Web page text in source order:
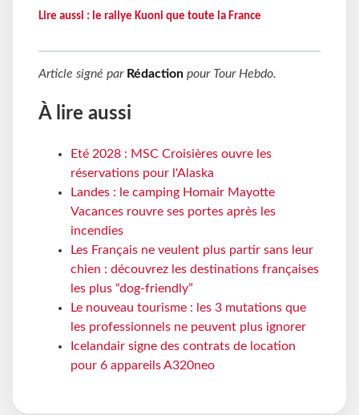
Lire aussi : le rallye Kuoni que toute la France
Article signé par Rédaction pour Tour Hebdo.
À lire aussi
Eté 2028 : MSC Croisières ouvre les
réservations pour l'Alaska
Landes : le camping Homair Mayotte
Vacances rouvre ses portes après les
incendies
Les Français ne veulent plus partir sans leur
chien : découvrez les destinations françaises
les plus “dog-friendly”
Le nouveau tourisme : les 3 mutations que
les professionnels ne peuvent plus ignorer
Icelandair signe des contrats de location
pour 6 appareils A320neo